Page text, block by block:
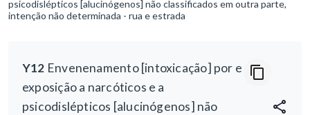
psicodislépticos [alucinógenos] não classificados em outra parte,
intenção não determinada - rua e estrada
Y12 Envenenamento [intoxicação] por e
exposição a narcóticos e a
psicodislépticos [alucinógenos] não